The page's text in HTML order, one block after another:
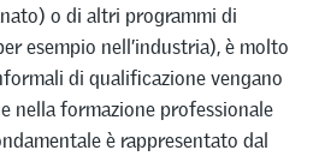
o di altri programmi di
esempio nell’industria), è molto
di qualificazione vengano
nella formazione professionale
è rappresentato dal